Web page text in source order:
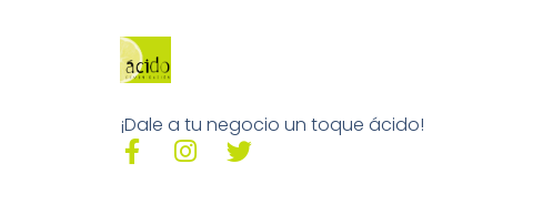
¡Dale a tu negocio un toque ácido!